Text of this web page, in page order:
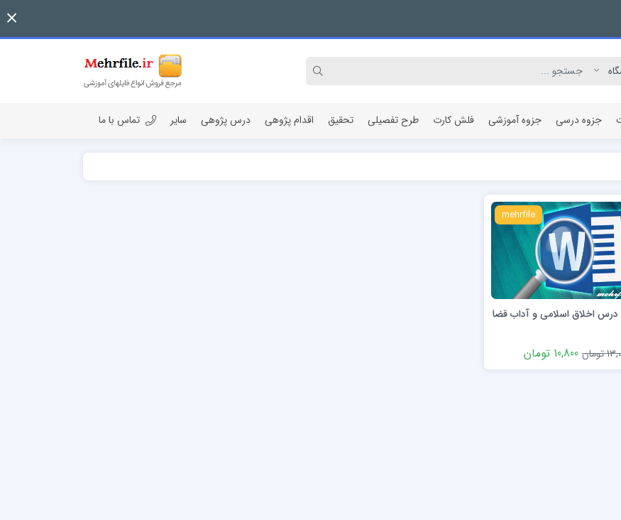
مقاله پژوهشی
جزوه درسی جزوه آموزشی فلش کارت طرح تفصیلی تحقیق اقدام پژوهی درس پژوهی سایر تماس با ما
mehrfile
درس اخلاق اسلامی و آداب قضا
تومان 10,800 تومان